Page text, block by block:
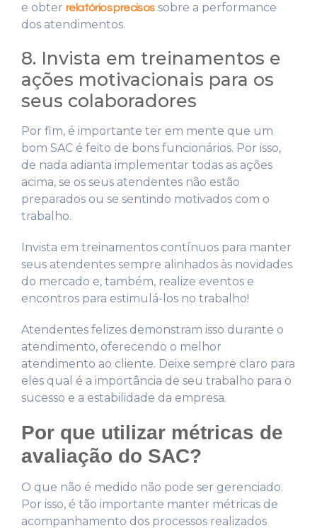
e obter relatórios precisossobre a performance
dos atendimentos.
8. Invista em treinamentos e
ações motivacionais para os
seus colaboradores
Por fim, é importante ter em mente que um
bom SAC é feito de bons funcionários. Por isso,
de nada adianta implementar todas as ações
acima, se os seus atendentes não estão
preparados ou se sentindo motivados com o
trabalho.
Invista em treinamentos contínuos para manter
seus atendentes sempre alinhados às novidades
do mercado e, também, realize eventos e
encontros para estimulá-los no trabalho!
Atendentes felizes demonstram isso durante o
atendimento, oferecendo o melhor
atendimento ao cliente. Deixe sempre claro para
eles qual é a importância de seu trabalho para o
sucesso e a estabilidade da empresa.
Por que utilizar métricas de
avaliação do SAC?
O que não é medido não pode ser gerenciado.
Por isso, é tão importante manter métricas de
acompanhamento dos processos realizados